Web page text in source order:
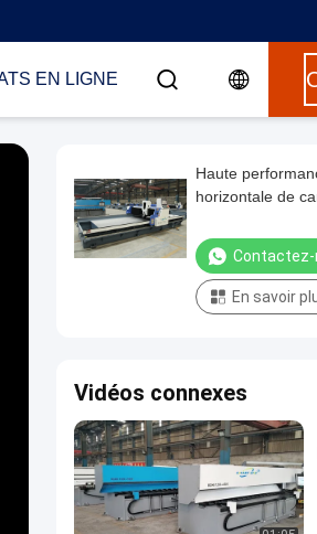
EN LIGNE
Haute
horizontale de
En savoir
Vidéos connexes